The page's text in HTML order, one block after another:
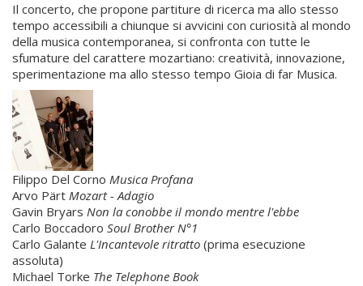
Il concerto, che propone partiture di ricerca ma allo stesso
tempo accessibili a chiunque si avvicini con curiosità al mondo
della musica contemporanea, si confronta con tutte le
sfumature del carattere mozartiano: creatività, innovazione,
sperimentazione ma allo stesso tempo Gioia di far Musica.
Filippo Del Corno Musica Profana
Arvo Pärt Mozart - Adagio
Gavin Bryars Non la conobbe il mondo mentre l'ebbe
Carlo Boccadoro Soul Brother N°1
Carlo Galante L'Incantevole ritratto (prima esecuzione
assoluta)
Michael Torke The Telephone Book